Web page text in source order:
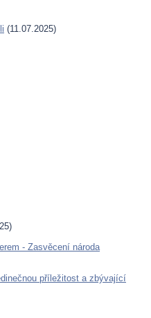
(11.07.2025)
- Zasvěcení národa
příležitost a zbývající